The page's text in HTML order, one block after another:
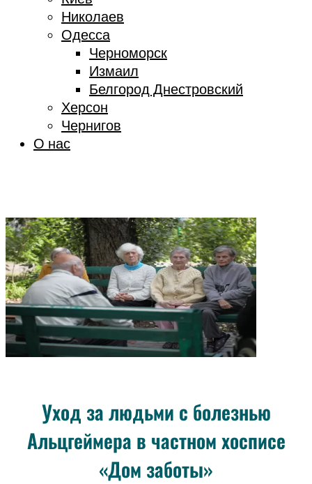
Николаев
Одесса
Черноморск
Измаил
Белгород Днестровский
Херсон
Чернигов
О нас
Уход за людьми с болезнью
Альцгеймера в частном хосписе
«Дом заботы»